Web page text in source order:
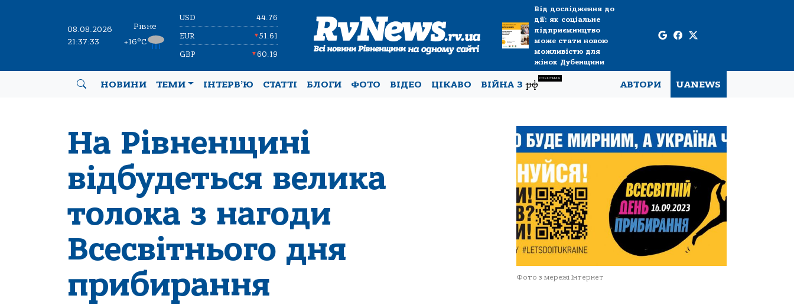
08.08.2026
21:37:33
Рівне
+16°C
USD 44.76
EUR ▼51.61
GBP ▼60.19
Від дослідження до
дії: як соціальне
підприємництво
може стати новою
можливістю для
жінок Дубенщини
НОВИНИ ТЕМИ ІНТЕРВ’Ю СТАТТІ БЛОГИ ФОТО ВІДЕО ЦІКАВО ВІЙНА Зрф
СПЕЦТЕМА
АВТОРИ UANEWS
На Рівненщині
відбудеться велика
толока з нагоди
Всесвітнього дня
прибирання
Фото з мережі Інтернет